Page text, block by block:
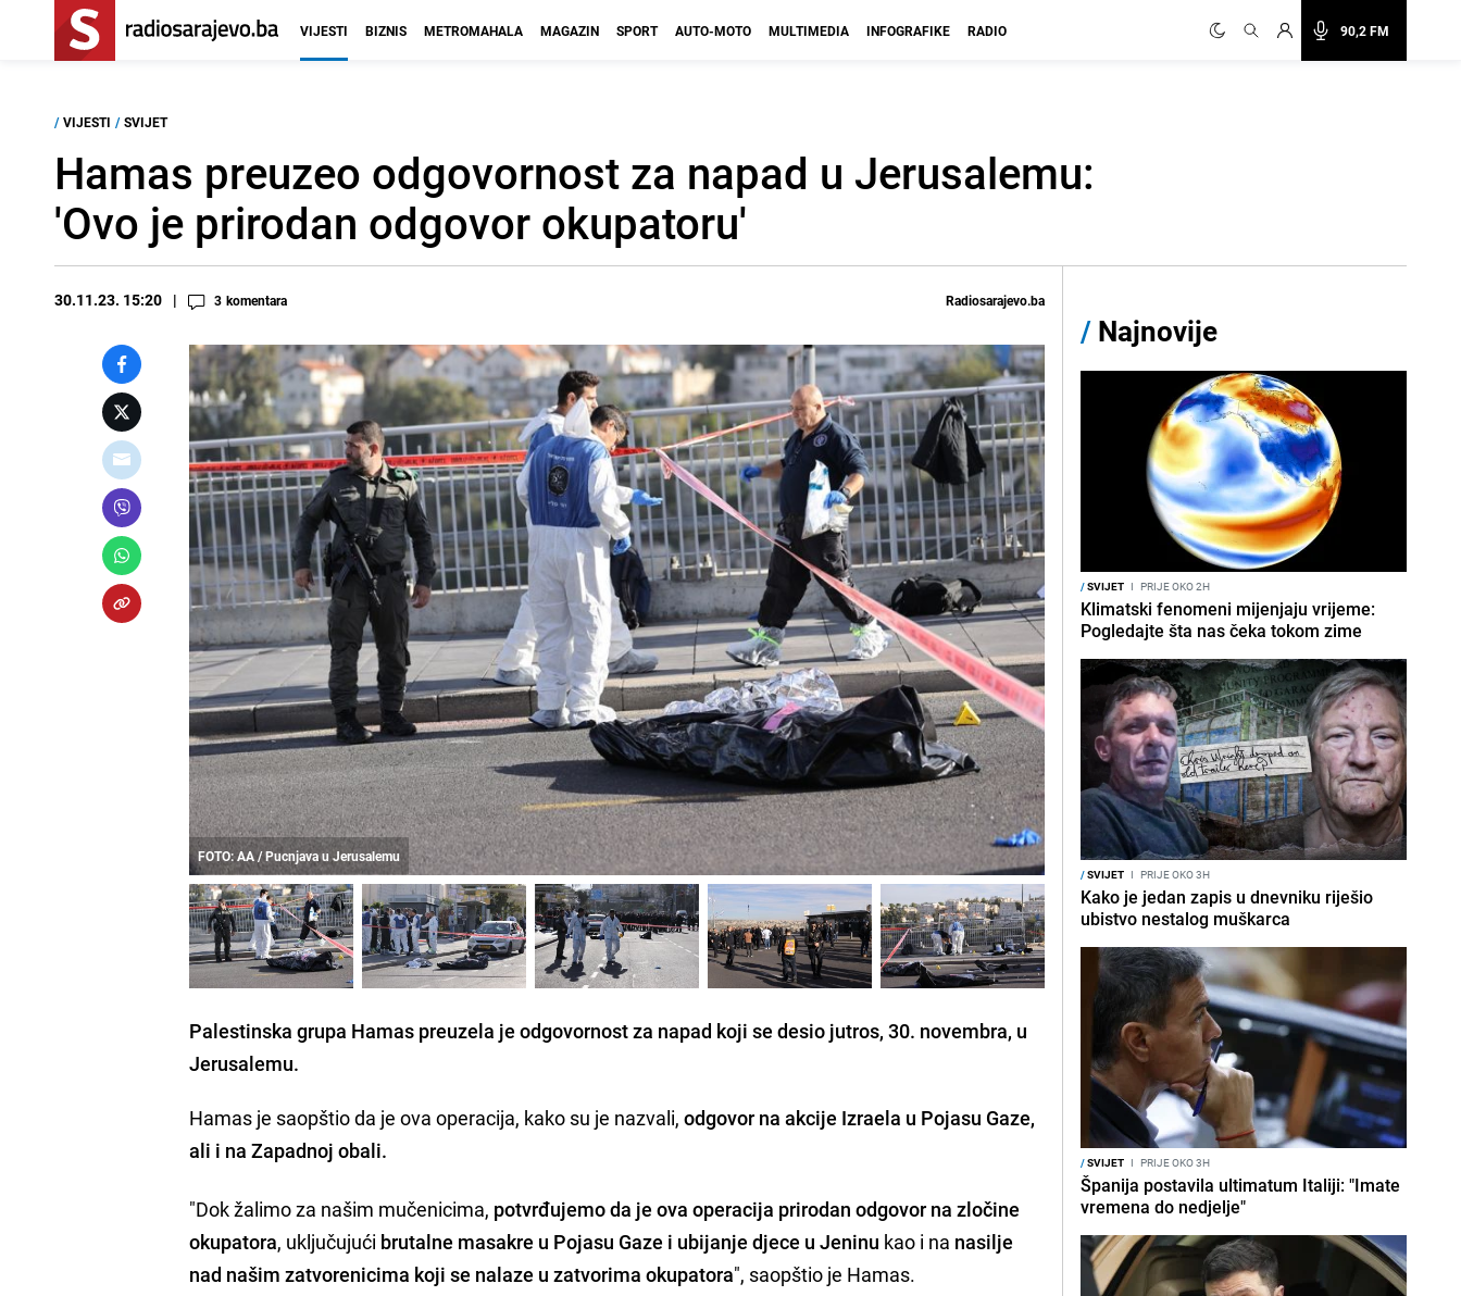
90,2 FM
VIJESTI BIZNIS METROMAHALA MAGAZIN SPORT AUTO-MOTO MULTIMEDIA INFOGRAFIKE RADIO
/ VIJESTI / SVIJET
Hamas preuzeo odgovornost za napad u Jerusalemu:
'Ovo je prirodan odgovor okupatoru'
30.11.23. 15:20 3 komentara Radiosarajevo.ba
FOTO: AA / Pucnjava u Jerusalemu
Palestinska grupa Hamas preuzela je odgovornost za napad koji se desio jutros, 30. novembra, u
Jerusalemu.
Hamas je saopštio da je ova operacija, kako su je nazvali,odgovor na akcije Izraela u Pojasu Gaze,
ali i na Zapadnoj obali.
"Dok žalimo za našim mučenicima, potvrđujemo da je ova operacija prirodan odgovor na zločine
okupatora, uključujući brutalne masakre u Pojasu Gaze i ubijanje djece u Jeninu kao i na nasilje
nad našim zatvorenicima koji se nalaze u zatvorima okupatora", saopštio je Hamas.
/ Najnovije
/SVIJET I PRIJE OKO 2H
Klimatski fenomeni mijenjaju vrijeme:
Pogledajte šta nas čeka tokom zime
/SVIJET I PRIJE OKO 3H
Kako je jedan zapis u dnevniku riješio
ubistvo nestalog muškarca
/SVIJET I PRIJE OKO 3H
Španija postavila ultimatum Italiji: "Imate
vremena do nedjelje"